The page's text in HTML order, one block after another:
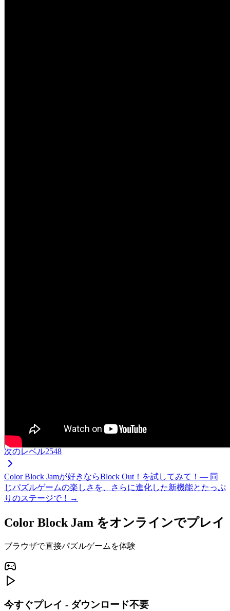
次のレベル2548
Color Block Jamが好きならBlock Out！を試してみて！— 同
じパズルゲームの楽しさを、さらに進化した新機能とたっぷ
りのステージで！→
Color Block Jam をオンラインでプレイ
ブラウザで直接パズルゲームを体験
今すぐプレイ - ダウンロード不要